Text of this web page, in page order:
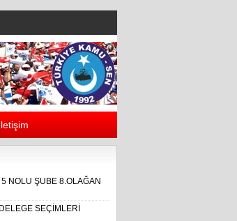
NOLU ŞUBE 8.OLAĞAN
SEÇİMLERİ